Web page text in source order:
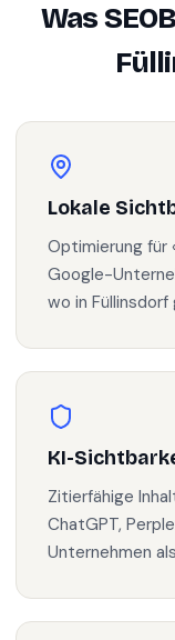
Was
Lokale
Optimierung für
Google-
wo in
KI-
Zitierfähige
ChatGPT,
Unternehmen